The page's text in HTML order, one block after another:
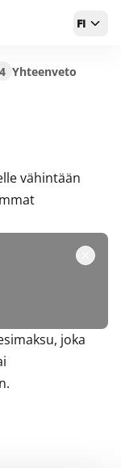
FI
vähintään
joka
4 Yhteenveto